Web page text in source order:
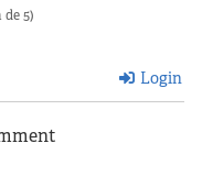
de 5)
Login